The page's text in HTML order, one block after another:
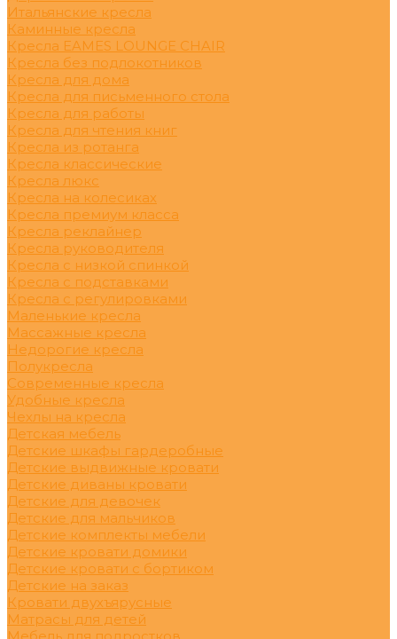
Итальянские кресла
Каминные кресла
Кресла EAMES LOUNGE CHAIR
Кресла без подлокотников
Кресла для дома
Кресла для письменного стола
Кресла для работы
Кресла для чтения книг
Кресла из ротанга
Кресла классические
Кресла люкс
Кресла на колесиках
Кресла премиум класса
Кресла реклайнер
Кресла руководителя
Кресла с низкой спинкой
Кресла с подставками
Кресла с регулировками
Маленькие кресла
Массажные кресла
Недорогие кресла
Полукресла
Современные кресла
Удобные кресла
Чехлы на кресла
Детская мебель
Детские шкафы гардеробные
Детские выдвижные кровати
Детские диваны кровати
Детские для девочек
Детские для мальчиков
Детские комплекты мебели
Детские кровати домики
Детские кровати с бортиком
Детские на заказ
Кровати двухъярусные
Матрасы для детей